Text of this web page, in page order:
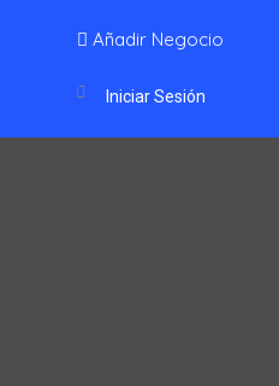
Añadir Negocio
Iniciar Sesión